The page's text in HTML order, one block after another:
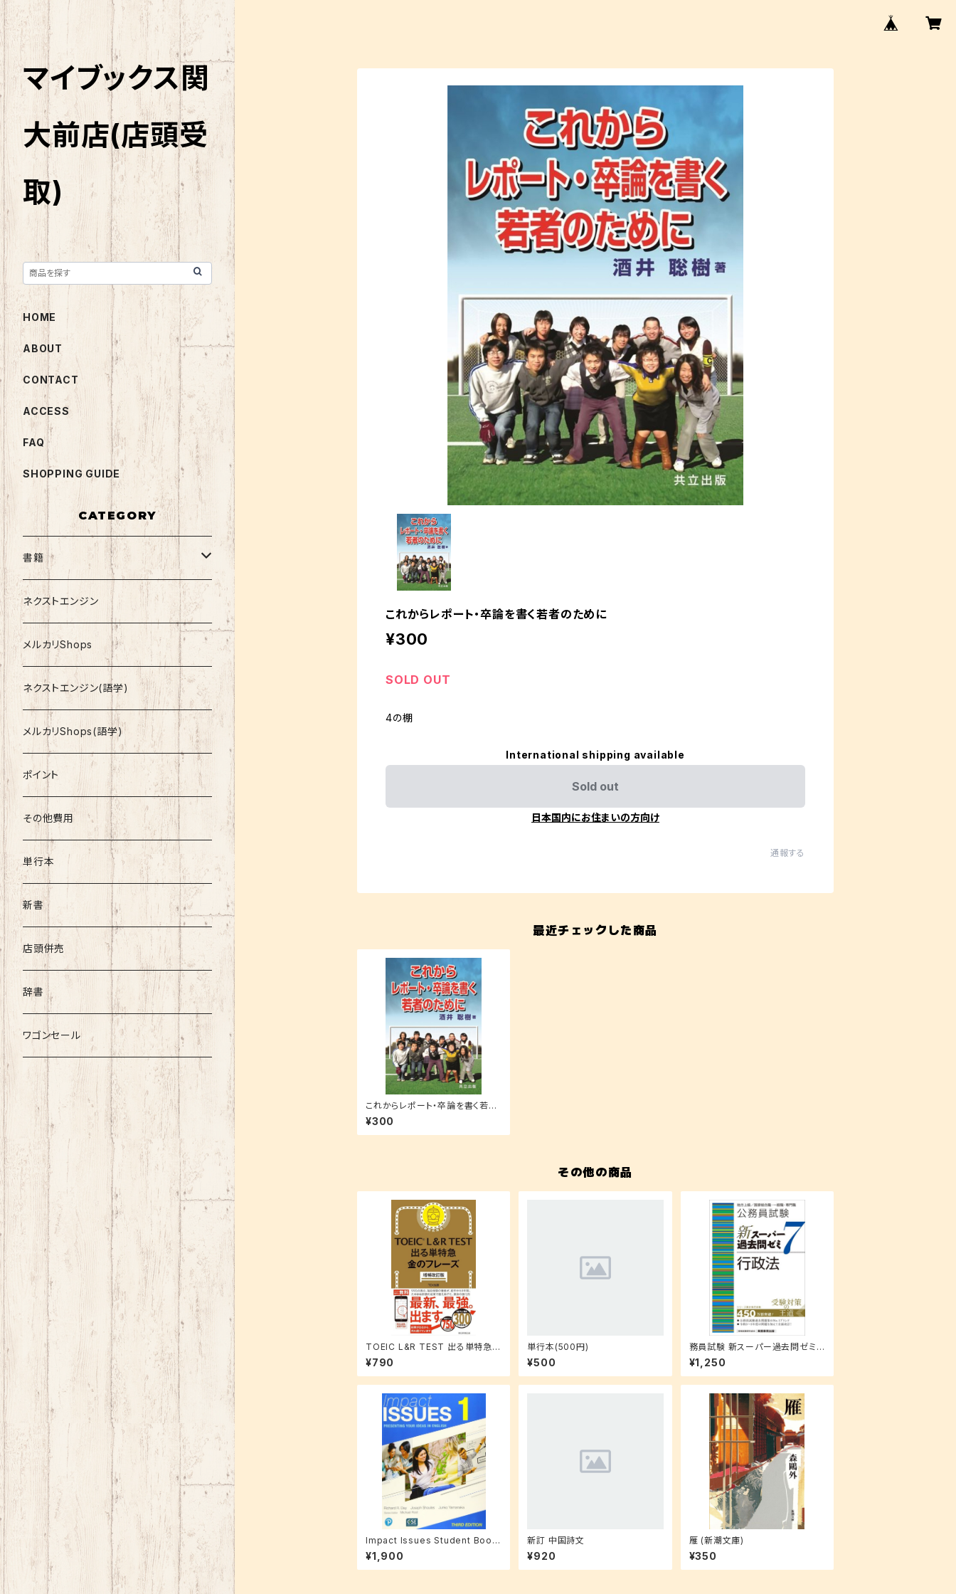
これからレポート・卒論を書く若者のために
¥300
SOLD OUT
4の棚
International shipping available
Sold out
日本国内にお住まいの方向け
通報する
最近チェックした商品
これからレポート・卒論を書く若者
のために
¥300
その他の商品
TOEIC L&R TEST 出る単特急
金のフレーズ(増補改訂版)
¥790
単行本(500円)
¥500
務員試験 新スーパー過去問ゼミ
7 行政法
¥1,250
Impact Issues Student Book
with Online Code Level 1
¥1,900
新訂 中国詩文
¥920
雁 (新潮文庫)
¥350
マイブックス関
大前店(店頭受
取)
HOME
ABOUT
CONTACT
ACCESS
FAQ
SHOPPING GUIDE
CATEGORY
書籍
関西大学テキスト
就活
資格
コミック
文庫
その他書籍
書籍以外
ネクストエンジン
メルカリShops
ネクストエンジン(語学)
メルカリShops(語学)
ポイント
その他費用
単行本
新書
店頭併売
辞書
ワゴンセール